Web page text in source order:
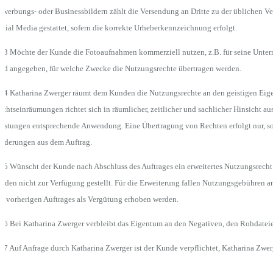
oder Businessbildern zählt die Versendung an Dritte zu der üblichen
Media gestattet, sofern die korrekte Urheberkennzeichnung erfolgt.
Möchte der Kunde die Fotoaufnahmen kommerziell nutzen, z.B. für seine
angegeben, für welche Zwecke die Nutzungsrechte übertragen werden.
Katharina Zwerger räumt dem Kunden die Nutzungsrechte an den geistigen
richtet sich in räumlicher, zeitlicher und sachlicher Hinsicht
entsprechende Anwendung. Eine Übertragung von Rechten erfolgt
aus dem Auftrag.
Wünscht der Kunde nach Abschluss des Auftrages ein erweitertes
nicht zur Verfügung gestellt. Für die Erweiterung fallen Nutzungsgebühren
vorherigen Auftrages als Vergütung erhoben werden.
Bei Katharina Zwerger verbleibt das Eigentum an den Negativen, den
Auf Anfrage durch Katharina Zwerger ist der Kunde verpflichtet, Katharina